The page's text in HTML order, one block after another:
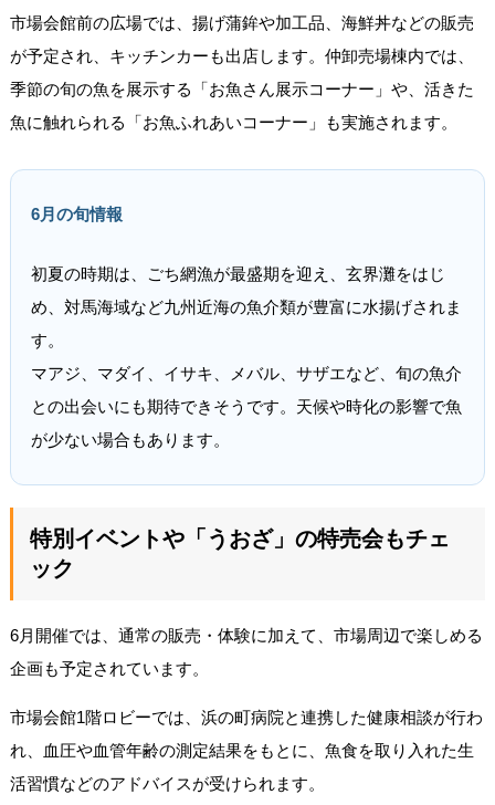
市場会館前の広場では、揚げ蒲鉾や加工品、海鮮丼などの販売
が予定され、キッチンカーも出店します。仲卸売場棟内では、
季節の旬の魚を展示する「お魚さん展示コーナー」や、活きた
魚に触れられる「お魚ふれあいコーナー」も実施されます。
6月の旬情報
初夏の時期は、ごち網漁が最盛期を迎え、玄界灘をはじ
め、対馬海域など九州近海の魚介類が豊富に水揚げされま
す。
マアジ、マダイ、イサキ、メバル、サザエなど、旬の魚介
との出会いにも期待できそうです。天候や時化の影響で魚
が少ない場合もあります。
特別イベントや「うおざ」の特売会もチェ
ック
6月開催では、通常の販売・体験に加えて、市場周辺で楽しめる
企画も予定されています。
市場会館1階ロビーでは、浜の町病院と連携した健康相談が行わ
れ、血圧や血管年齢の測定結果をもとに、魚食を取り入れた生
活習慣などのアドバイスが受けられます。